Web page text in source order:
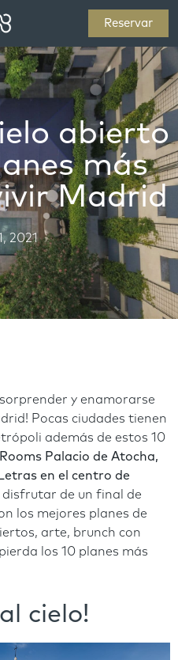
Reservar
abierto
más
Madrid
2021
y enamorarse
Pocas ciudades tienen
además de estos 10
Palacio de Atocha,
en el centro de
disfrutar de un final de
los mejores planes de
arte, brunch con
los 10 planes más
cielo!